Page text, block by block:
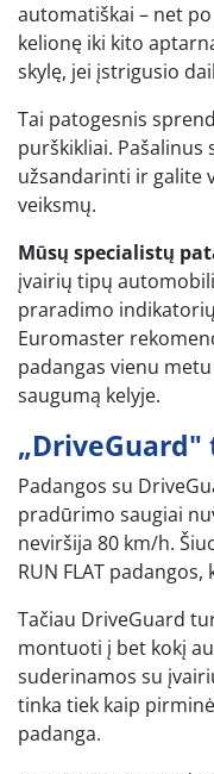
automatiškai – net
kelionę iki kito
skylę, jei įstrigusio
Tai patogesnis
purškikliai.
užsandarinti ir galite
veiksmų.
Mūsų specialistų
įvairių tipų
praradimo
Euromaster
padangas vienu
saugumą kelyje.
Padangos su
pradūrimo saugiai
neviršija 80 km/h.
RUN FLAT
Tačiau DriveGuard
montuoti į bet kokį
suderinamos su
tinka tiek kaip
padanga.